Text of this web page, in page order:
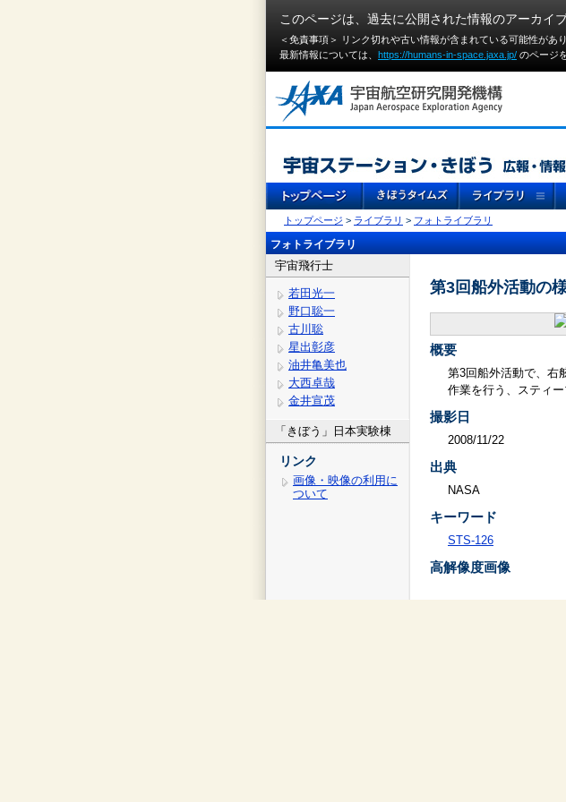
このページは、過去に公開された情報のアーカイ
＜免責事項＞ リンク切れや古い情報が含まれている可能性があ
最新情報については、 https://humans-in-space.jaxa.jp/ のページ
トップページ > ライブラリ > フォトライブラリ
フォトライブラリ
宇宙飛行士
若田光一
野口聡一
古川聡
星出彰彦
油井亀美也
大西卓哉
金井宣茂
「きぼう」日本実験棟
リンク
画像・映像の利用に
ついて
第3回船外活動の
概要
第3回船外活動で、右
作業を行う、スティ
撮影日
2008/11/22
出典
NASA
キーワード
STS-126
高解像度画像